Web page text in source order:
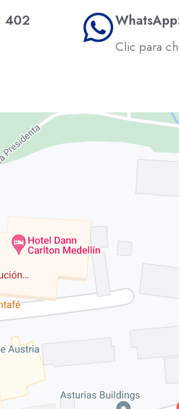
402
Clic para